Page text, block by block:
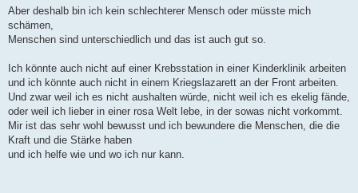
Aber deshalb bin ich kein schlechterer Mensch oder müsste mich
schämen,
Menschen sind unterschiedlich und das ist auch gut so.
Ich könnte auch nicht auf einer Krebsstation in einer Kinderklinik arbeiten
und ich könnte auch nicht in einem Kriegslazarett an der Front arbeiten.
Und zwar weil ich es nicht aushalten würde, nicht weil ich es ekelig fände,
oder weil ich lieber in einer rosa Welt lebe, in der sowas nicht vorkommt.
Mir ist das sehr wohl bewusst und ich bewundere die Menschen, die die
Kraft und die Stärke haben
und ich helfe wie und wo ich nur kann.